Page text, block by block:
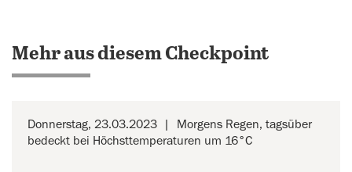
Mehr aus diesem Checkpoint
Donnerstag, 23.03.2023
Morgens Regen, tagsüber
bedeckt bei Höchsttemperaturen um 16°C